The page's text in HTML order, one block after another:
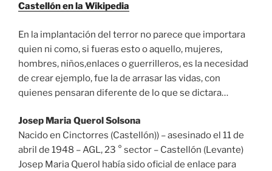
Castellón en la Wikipedia
En la implantación del terror no parece que importara
quien ni como, si fueras esto o aquello, mujeres,
hombres, niños,enlaces o guerrilleros, es la necesidad
de crear ejemplo, fue la de arrasar las vidas, con
quienes pensaran diferente de lo que se dictara…
Josep Maria Querol Solsona
Nacido en Cinctorres (Castellón)) – asesinado el 11 de
abril de 1948 – AGL, 23 ° sector – Castellón (Levante)
Josep Maria Querol había sido oficial de enlace para